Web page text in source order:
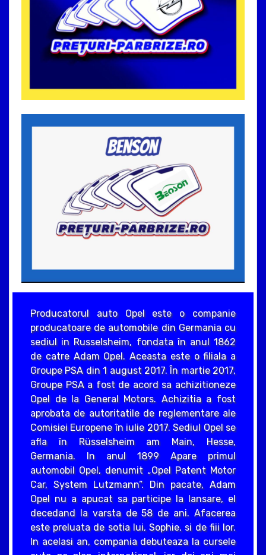
Producatorul auto Opel este o companie
producatoare de automobile din Germania cu
sediul in Russelsheim, fondata în anul 1862
de catre Adam Opel. Aceasta este o filiala a
Groupe PSA din 1 august 2017. În martie 2017,
Groupe PSA a fost de acord sa achizitioneze
Opel de la General Motors. Achizitia a fost
aprobata de autoritatile de reglementare ale
Comisiei Europene în iulie 2017. Sediul Opel se
afla în Rüsselsheim am Main, Hesse,
Germania. In anul 1899 Apare primul
automobil Opel, denumit „Opel Patent Motor
Car, System Lutzmann”. Din pacate, Adam
Opel nu a apucat sa participe la lansare, el
decedand la varsta de 58 de ani. Afacerea
este preluata de sotia lui, Sophie, si de fiii lor.
In acelasi an, compania debuteaza la cursele